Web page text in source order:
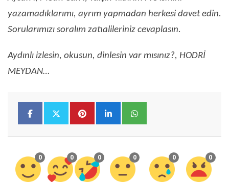
yazamadıklarımı, ayrım yapmadan herkesi davet edin.
Sorularımızı soralım zatıalileriniz cevaplasın.
Aydınlı izlesin, okusun, dinlesin var mısınız?, HODRİ
MEYDAN…
0 0 0 0 0 0